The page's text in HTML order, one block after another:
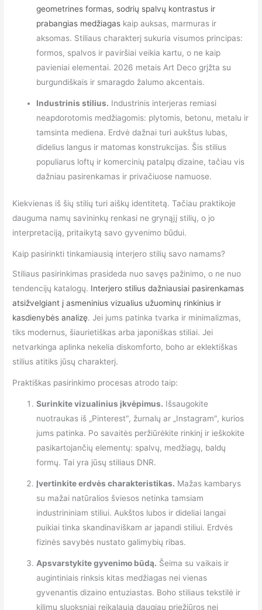
geometrines formas, sodrių spalvų kontrastus ir
prabangias medžiagas kaip auksas, marmuras ir
aksomas. Stiliaus charakterį sukuria visumos principas:
formos, spalvos ir paviršiai veikia kartu, o ne kaip
pavieniai elementai. 2026 metais Art Deco grįžta su
burgundiškais ir smaragdo žalumo akcentais.
Industrinis stilius. Industrinis interjeras remiasi
neapdorotomis medžiagomis: plytomis, betonu, metalu ir
tamsinta mediena. Erdvė dažnai turi aukštus lubas,
didelius langus ir matomas konstrukcijas. Šis stilius
populiarus loftų ir komercinių patalpų dizaine, tačiau vis
dažniau pasirenkamas ir privačiuose namuose.
Kiekvienas iš šių stilių turi aiškų identitetą. Tačiau praktikoje
dauguma namų savininkų renkasi ne grynąjį stilių, o jo
interpretaciją, pritaikytą savo gyvenimo būdui.
Kaip pasirinkti tinkamiausią interjero stilių savo namams?
Stiliaus pasirinkimas prasideda nuo savęs pažinimo, o ne nuo
tendencijų katalogų. Interjero stilius dažniausiai pasirenkamas
atsižvelgiant į asmeninius vizualius užuominų rinkinius ir
kasdienybės analizę. Jei jums patinka tvarka ir minimalizmas,
tiks modernus, šiaurietiškas arba japoniškas stiliai. Jei
netvarkinga aplinka nekelia diskomforto, boho ar eklektiškas
stilius atitiks jūsų charakterį.
Praktiškas pasirinkimo procesas atrodo taip:
Surinkite vizualinius įkvėpimus. Išsaugokite
nuotraukas iš „Pinterest", žurnalų ar „Instagram", kurios
jums patinka. Po savaitės peržiūrėkite rinkinį ir ieškokite
pasikartojančių elementų: spalvų, medžiagų, baldų
formų. Tai yra jūsų stiliaus DNR.
Įvertinkite erdvės charakteristikas. Mažas kambarys
su mažai natūralios šviesos netinka tamsiam
industrininiam stiliui. Aukštos lubos ir dideliai langai
puikiai tinka skandinaviškam ar japandi stiliui. Erdvės
fizinės savybės nustato galimybių ribas.
Apsvarstykite gyvenimo būdą. Šeima su vaikais ir
augintiniais rinksis kitas medžiagas nei vienas
gyvenantis dizaino entuziastas. Boho stiliaus tekstilė ir
kilimų sluoksniai reikalauja daugiau priežiūros nei